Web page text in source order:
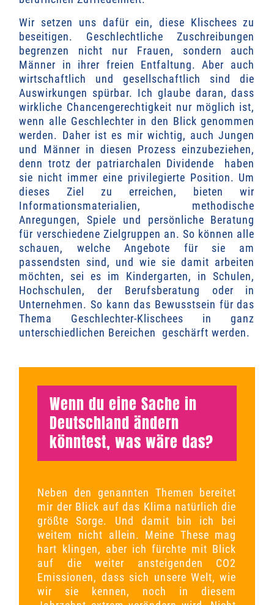
Wir setzen uns dafür ein, diese Klischees zu
beseitigen. Geschlechtliche Zuschreibungen
begrenzen nicht nur Frauen, sondern auch
Männer in ihrer freien Entfaltung.Aber auch
wirtschaftlich und gesellschaftlich sind die
Auswirkungen spürbar. Ich glaube daran, dass
wirkliche Chancengerechtigkeit nur möglich ist,
wenn alle Geschlechter in den Blick genommen
werden. Daher ist es mir wichtig, auch Jungen
und Männer in diesen Prozess einzubeziehen,
denn trotz der patriarchalen Dividende haben
sie nicht immer eine privilegierte Position. Um
dieses Ziel zu erreichen, bieten wir
Informationsmaterialien, methodische
Anregungen, Spiele und persönliche Beratung
für verschiedene Zielgruppen an. So können alle
schauen, welche Angebote für sie am
passendsten sind, und wie sie damit arbeiten
möchten, sei es im Kindergarten, in Schulen,
Hochschulen, der Berufsberatung oder in
Unternehmen. So kann das Bewusstsein für das
Thema Geschlechter-Klischees in ganz
unterschiedlichen Bereichen geschärft werden.
Wenn du eine Sache in
Deutschland ändern
könntest, was wäre das?
Neben den genannten Themen bereitet
mir der Blick auf das Klima natürlich die
größte Sorge. Und damit bin ich bei
weitem nicht allein. Meine These mag
hart klingen, aber ich fürchte mit Blick
auf die weiter ansteigenden CO2
Emissionen, dass sich unsere Welt, wie
wir sie kennen, noch in diesem